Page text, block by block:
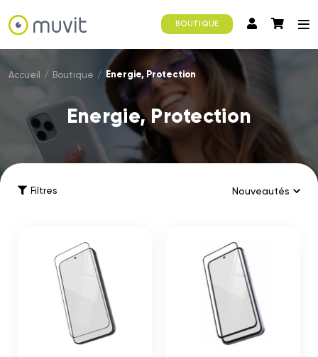
BOUTIQUE
Accueil / Boutique / Energie, Protection
Energie, Protection
Filtres